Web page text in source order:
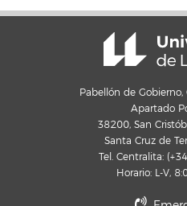
Pabellón de Gobierno,
Apartado
38200, San
Santa Cruz de
Tel. Centralita:
Horario: L-V,